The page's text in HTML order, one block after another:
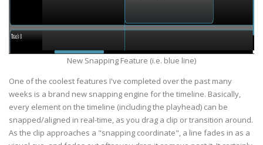
New Snapping Feature (i.e. blue line)
One of the coolest features I've completed over the past many
weeks is a brand new snapping engine for the timeline. Basically,
every element on the timeline (including the playhead) can be
snapped/aligned in real-time, as you drag a clip or transition around.
As the clip approaches a "snapping coordinate", a line fades in as a